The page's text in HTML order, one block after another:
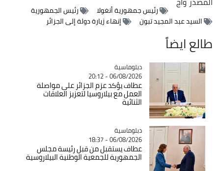
رئيس جمهورية أنغولا
رئيس الجمهورية
السيد عبد المجيد تبون
إنهاء زيارة دولة إلى الجزائر
طالع ايضاً
Catégorie
دبلوماسية
06/08/2026 - 20:12
عطاف يؤكد عزم الجزائر على مواصلة
العمل مع بيلاروسيا لتعزيز العلاقات
الثنائية
Catégorie
دبلوماسية
06/08/2026 - 18:37
عطاف يستقبل من قبل رئيسة مجلس
الجمهورية للجمعية الوطنية البيلاروسية